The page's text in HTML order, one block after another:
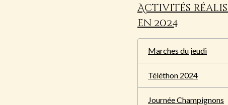
Activités
en 2024
Marches du jeudi
Téléthon 2024
Journée Champignons